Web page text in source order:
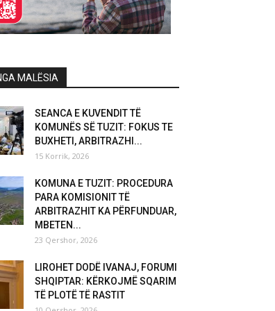
MALËSIA
SEANCA E KUVENDIT TË
KOMUNËS SË TUZIT: FOKUS TE
BUXHETI, ARBITRAZHI...
15 Korrik, 2026
KOMUNA E TUZIT: PROCEDURA
PARA KOMISIONIT TË
ARBITRAZHIT KA PËRFUNDUAR,
MBETEN...
23 Qershor, 2026
LIROHET DODË IVANAJ, FORUMI
SHQIPTAR: KËRKOJMË SQARIM
TË PLOTË TË RASTIT